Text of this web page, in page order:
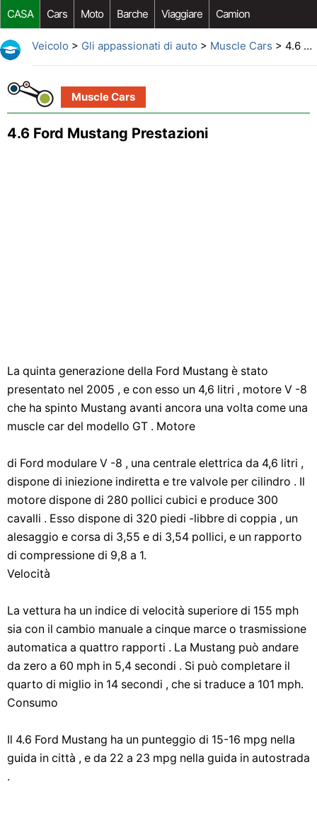
CASA Cars Moto Barche Viaggiare Camion
Riparazione Auto Acquisto Auto Car Opzioni Aftermarket
Veicolo > Gli appassionati di auto > Muscle Cars > 4.6 Ford Mustang Prestazioni
Muscle Cars
4.6 Ford Mustang Prestazioni
La quinta generazione della Ford Mustang è stato
presentato nel 2005 , e con esso un 4,6 litri , motore V -8
che ha spinto Mustang avanti ancora una volta come una
muscle car del modello GT . Motore
di Ford modulare V -8 , una centrale elettrica da 4,6 litri ,
dispone di iniezione indiretta e tre valvole per cilindro . Il
motore dispone di 280 pollici cubici e produce 300
cavalli . Esso dispone di 320 piedi -libbre di coppia , un
alesaggio e corsa di 3,55 e di 3,54 pollici, e un rapporto
di compressione di 9,8 a 1.
Velocità
La vettura ha un indice di velocità superiore di 155 mph
sia con il cambio manuale a cinque marce o trasmissione
automatica a quattro rapporti . La Mustang può andare
da zero a 60 mph in 5,4 secondi . Si può completare il
quarto di miglio in 14 secondi , che si traduce a 101 mph.
Consumo
Il 4.6 Ford Mustang ha un punteggio di 15-16 mpg nella
guida in città , e da 22 a 23 mpg nella guida in autostrada
.